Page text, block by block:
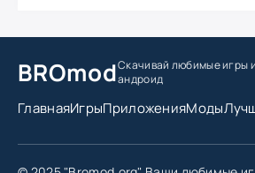
BROmodСкачивай любимые игры
андроид
ГлавнаяИгрыПриложенияМоды